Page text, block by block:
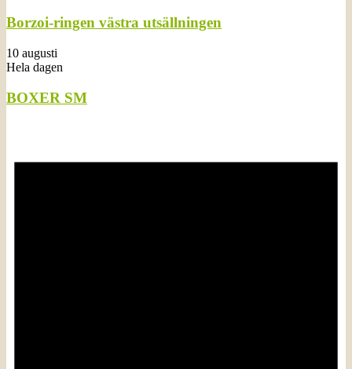
Borzoi-ringen västra utsällningen
10 augusti
Hela dagen
BOXER SM